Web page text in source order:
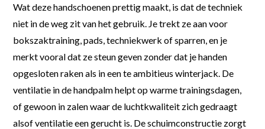
Wat deze handschoenen prettig maakt, is dat de techniek
niet in de weg zit van het gebruik. Je trekt ze aan voor
bokszaktraining, pads, techniekwerk of sparren, en je
merkt vooral dat ze steun geven zonder dat je handen
opgesloten raken als in een te ambitieus winterjack. De
ventilatie in de handpalm helpt op warme trainingsdagen,
of gewoon in zalen waar de luchtkwaliteit zich gedraagt
alsof ventilatie een gerucht is. De schuimconstructie zorgt